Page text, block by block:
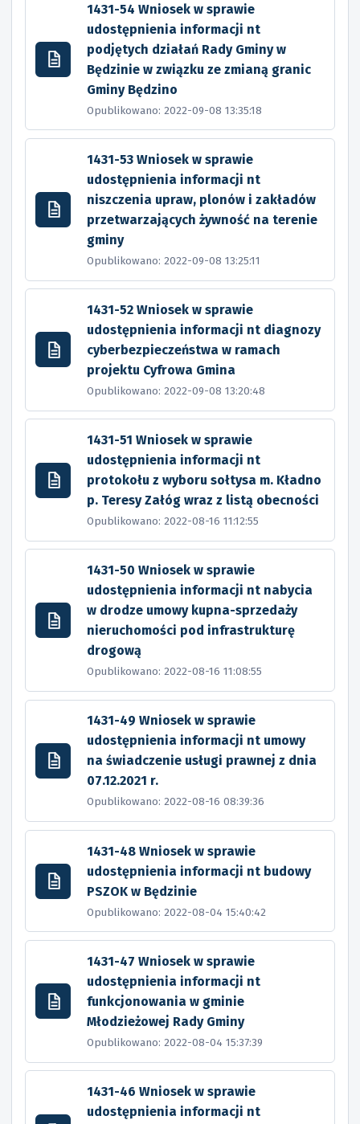
1431-54 Wniosek w sprawie
udostępnienia informacji nt
podjętych działań Rady Gminy w
Będzinie w związku ze zmianą granic
Gminy Będzino
Opublikowano: 2022-09-08 13:35:18
1431-53 Wniosek w sprawie
udostępnienia informacji nt
niszczenia upraw, plonów i zakładów
przetwarzających żywność na terenie
gminy
Opublikowano: 2022-09-08 13:25:11
1431-52 Wniosek w sprawie
udostępnienia informacji nt diagnozy
cyberbezpieczeństwa w ramach
projektu Cyfrowa Gmina
Opublikowano: 2022-09-08 13:20:48
1431-51 Wniosek w sprawie
udostępnienia informacji nt
protokołu z wyboru sołtysa m. Kładno
p. Teresy Załóg wraz z listą obecności
Opublikowano: 2022-08-16 11:12:55
1431-50 Wniosek w sprawie
udostępnienia informacji nt nabycia
w drodze umowy kupna-sprzedaży
nieruchomości pod infrastrukturę
drogową
Opublikowano: 2022-08-16 11:08:55
1431-49 Wniosek w sprawie
udostępnienia informacji nt umowy
na świadczenie usługi prawnej z dnia
07.12.2021 r.
Opublikowano: 2022-08-16 08:39:36
1431-48 Wniosek w sprawie
udostępnienia informacji nt budowy
PSZOK w Będzinie
Opublikowano: 2022-08-04 15:40:42
1431-47 Wniosek w sprawie
udostępnienia informacji nt
funkcjonowania w gminie
Młodzieżowej Rady Gminy
Opublikowano: 2022-08-04 15:37:39
1431-46 Wniosek w sprawie
udostępnienia informacji nt